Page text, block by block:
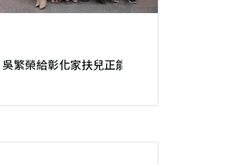
繁榮給彰化家扶兒正能量